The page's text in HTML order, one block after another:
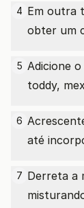
4 Em outra
obter um
5 Adicione
toddy,
6
até
7 Derreta a